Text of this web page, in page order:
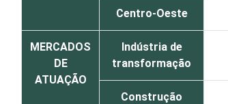
Centro-Oeste
MERCADOS
DE
ATUAÇÃO
Indústria de
transformação
Construção